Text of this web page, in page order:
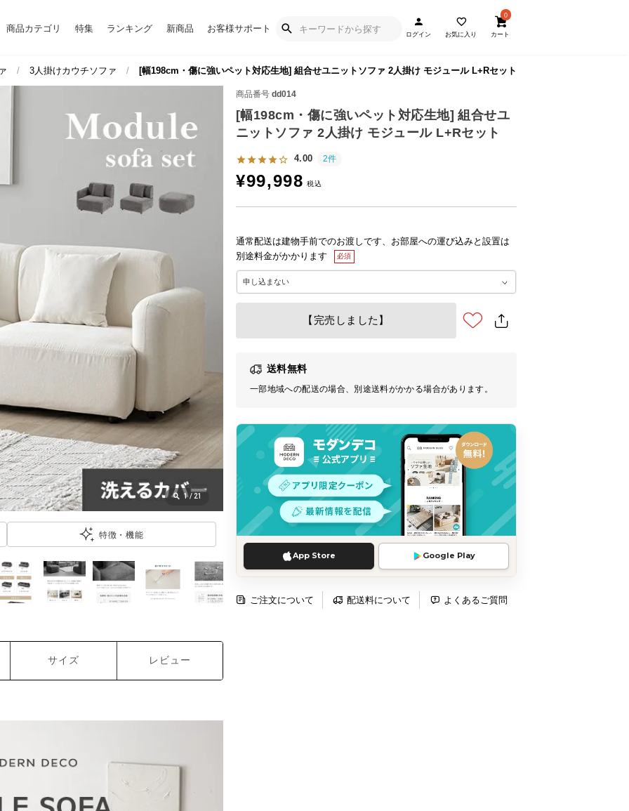
商品カテゴリ 特集 ランキング 新商品 お客様サポート
ログイン お気に入り
0
カート
3人掛けカウチソファ [幅198cm・傷に強いペット対応生地] 組合せユニットソファ 2人掛け モジュール L+Rセット
商品番号 dd014
[幅198cm・傷に強いペット対応生地] 組合せユ
ニットソファ 2人掛け モジュール L+Rセット
4.00 2件
¥99,998
通常配送は建物手前でのお渡しです、お部屋への運び込みと設置は
別途料金がかかります
【完売しました】
送料無料
一部地域への配送の場合、別途送料がかかる場合があります。
App Store Google Play
ご注文について 配送料について よくあるご質問
1/ 21
特徴・機能
サイズ レビュー